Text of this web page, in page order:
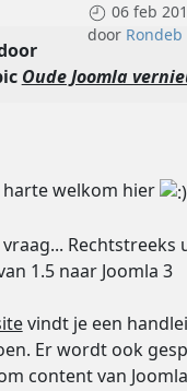
06 feb
door Rondeb
Oude Joomla
harte welkom hier
Rechtstreeks
1.5 naar Joomla 3
vindt je een
Er wordt ook
content van